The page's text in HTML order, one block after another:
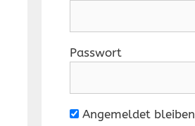
Passwort
Angemeldet bleiben